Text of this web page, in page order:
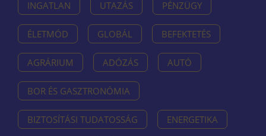
INGATLAN UTAZÁS PÉNZÜGY
ÉLETMÓD GLOBÁL BEFEKTETÉS
AGRÁRIUM ADÓZÁS AUTÓ
BOR ÉS GASZTRONÓMIA
BIZTOSÍTÁSI TUDATOSSÁG ENERGETIKA